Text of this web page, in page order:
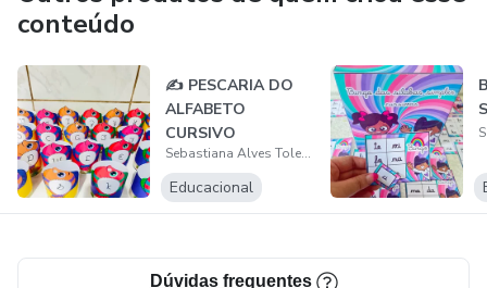
conteúdo
✍️ PESCARIA DO
ALFABETO
CURSIVO
Sebastiana Alves Toledo
Educacional
Dúvidas frequentes